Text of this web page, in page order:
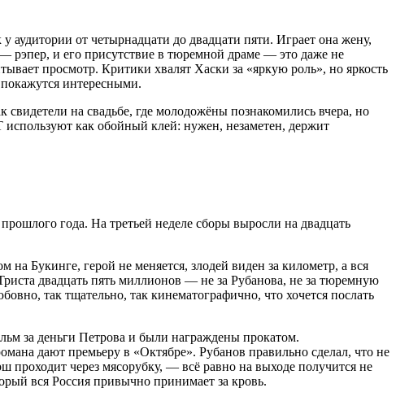
от четырнадцати до двадцати пяти. Играет она жену,
рэпер, и его присутствие в тюремной драме — это даже не
просмотр. Критики хвалят Хаски за «яркую роль», но яркость
интересными.
на свадьбе, где молодожёны познакомились вчера, но
используют как обойный клей: нужен, незаметен, держит
года. На третьей неделе сборы выросли на двадцать
Букинге, герой не меняется, злодей виден за километр, а вся
двадцать пять миллионов — не за Рубанова, не за тюремную
так тщательно, так кинематографично, что хочется послать
за деньги Петрова и были награждены прокатом.
дают премьеру в «Октябре». Рубанов правильно сделал, что не
проходит через мясорубку, — всё равно на выходе получится не
вся Россия привычно принимает за кровь.